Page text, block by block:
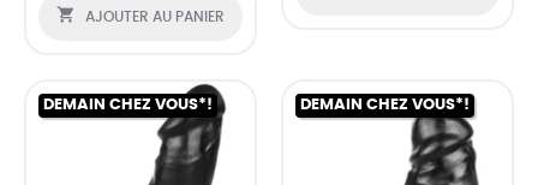
 AJOUTER AU PANIER
DEMAIN CHEZ VOUS*! DEMAIN CHEZ VOUS*!